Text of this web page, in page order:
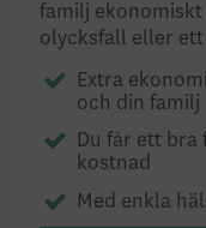
familj
olycksfall eller
Extra
och din familj
Du får ett
kostnad
Med enkla